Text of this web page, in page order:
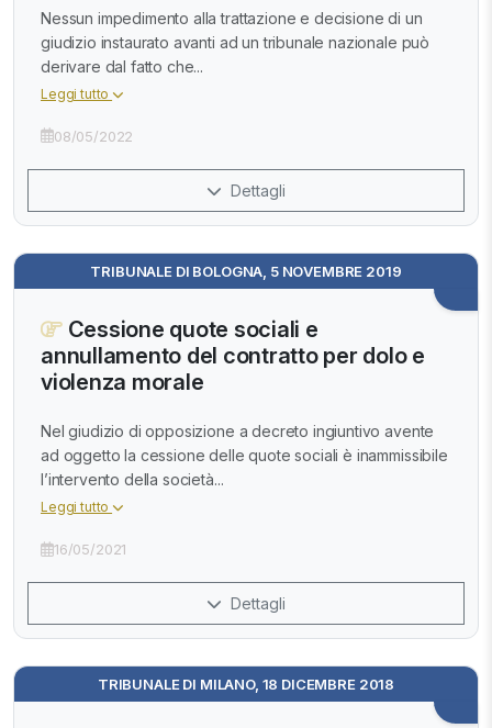
Nessun impedimento alla trattazione e decisione di un
giudizio instaurato avanti ad un tribunale nazionale può
derivare dal fatto che...
Leggi tutto
08/05/2022
Dettagli
TRIBUNALE DI BOLOGNA, 5 NOVEMBRE 2019
Cessione quote sociali e
annullamento del contratto per dolo e
violenza morale
Nel giudizio di opposizione a decreto ingiuntivo avente
ad oggetto la cessione delle quote sociali è inammissibile
l’intervento della società...
Leggi tutto
16/05/2021
Dettagli
TRIBUNALE DI MILANO, 18 DICEMBRE 2018